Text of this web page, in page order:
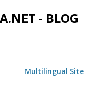
Passa ai contenuti principali
- BLOG
Multilingual Site